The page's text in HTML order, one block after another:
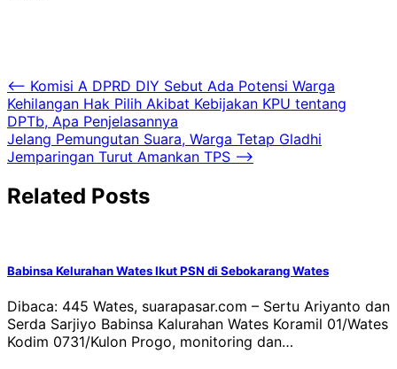
Navigasi
pos
⟵ Komisi A DPRD DIY Sebut Ada Potensi Warga
Kehilangan Hak Pilih Akibat Kebijakan KPU tentang
DPTb, Apa Penjelasannya
Jelang Pemungutan Suara, Warga Tetap Gladhi
Jemparingan Turut Amankan TPS ⟶
Related Posts
Babinsa Kelurahan Wates Ikut PSN di Sebokarang Wates
Dibaca: 445 Wates, suarapasar.com – Sertu Ariyanto dan
Serda Sarjiyo Babinsa Kalurahan Wates Koramil 01/Wates
Kodim 0731/Kulon Progo, monitoring dan…